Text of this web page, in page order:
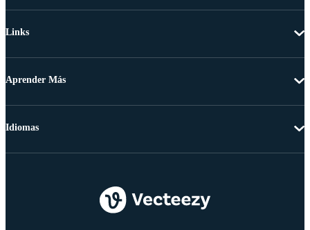
Links
Aprender Más
Idiomas